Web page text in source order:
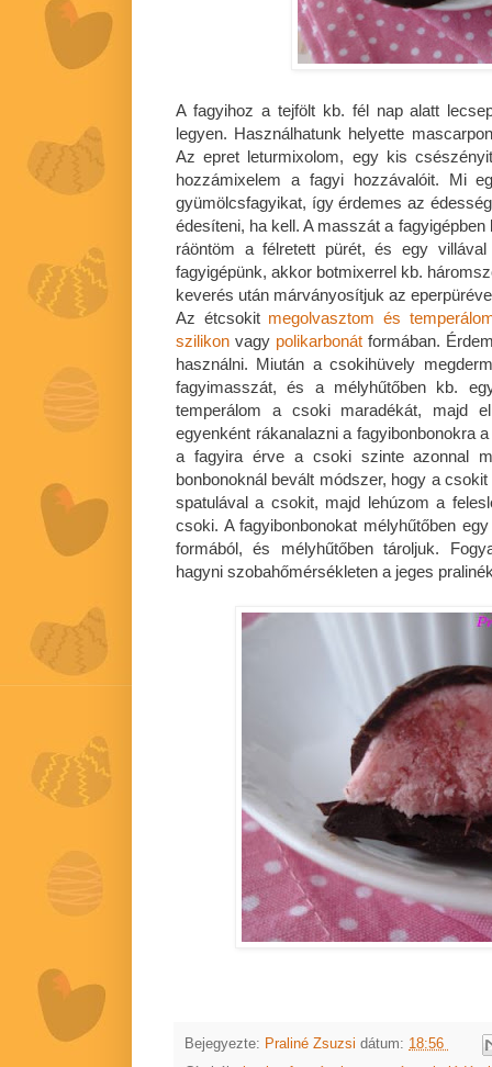
A fagyihoz a tejfölt kb. fél nap alatt
legyen. Használhatunk helyette
Az epret leturmixolom, egy kis
hozzámixelem a fagyi hozzávalóit. Mi
gyümölcsfagyikat, így érdemes az
édesíteni, ha kell. A masszát a
ráöntöm a félretett pürét, és egy
fagyigépünk, akkor botmixerrel kb.
keverés után márványosítjuk az
Az étcsokit megolvasztom és
szilikon vagy polikarbonát formában.
használni. Miután a csokihüvely
fagyimasszát, és a mélyhűtőben kb.
temperálom a csoki maradékát, majd
egyenként rákanalazni a fagyibonbonokra
a fagyira érve a csoki szinte azonnal
bonbonoknál bevált módszer, hogy a
spatulával a csokit, majd lehúzom a
csoki. A fagyibonbonokat mélyhűtőben
formából, és mélyhűtőben tároljuk.
hagyni szobahőmérsékleten a jeges
Bejegyezte: Praliné Zsuzsi dátum: 18:56